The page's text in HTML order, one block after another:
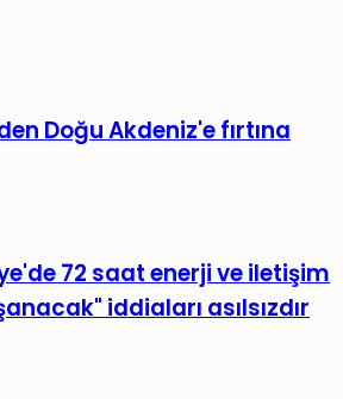
Doğu Akdeniz'e fırtına
72 saat enerji ve iletişim
iddiaları asılsızdır